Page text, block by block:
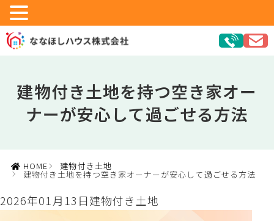
建物付き土地を持つ空き家オー
ナーが安心して過ごせる方法
HOME 建物付き土地
建物付き土地を持つ空き家オーナーが安心して過ごせる方法
2026年01月13日建物付き土地